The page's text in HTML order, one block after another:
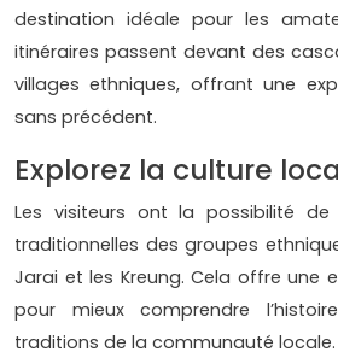
destination idéale pour les
itinéraires passent devant des
villages ethniques, offrant une
sans précédent.
Explorez la culture
Les visiteurs ont la possibilité
traditionnelles des groupes
Jarai et les Kreung. Cela offre une
pour mieux comprendre
traditions de la communauté locale.